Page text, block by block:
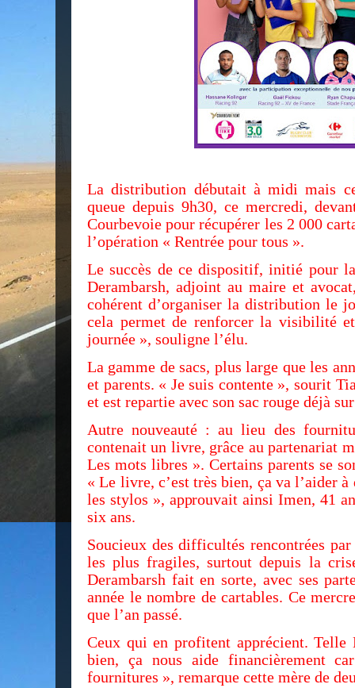
La distribution débutait à midi mais
queue depuis 9h30, ce mercredi,
Courbevoie pour récupérer les 2 000
l’opération « Rentrée pour tous ».
Le succès de ce dispositif, initié pour
Derambarsh, adjoint au maire et
cohérent d’organiser la distribution le
cela permet de renforcer la visibilité
journée », souligne l’élu.
La gamme de sacs, plus large que les
et parents. « Je suis contente », sourit
et est repartie avec son sac rouge déjà
Autre nouveauté : au lieu des
contenait un livre, grâce au partenariat
Les mots libres ». Certains parents se
« Le livre, c’est très bien, ça va l’aider
les stylos », approuvait ainsi Imen, 41
six ans.
Soucieux des difficultés rencontrées
les plus fragiles, surtout depuis la
Derambarsh fait en sorte, avec ses
année le nombre de cartables. Ce
que l’an passé.
Ceux qui en profitent apprécient. Telle
bien, ça nous aide financièrement
fournitures », remarque cette mère de